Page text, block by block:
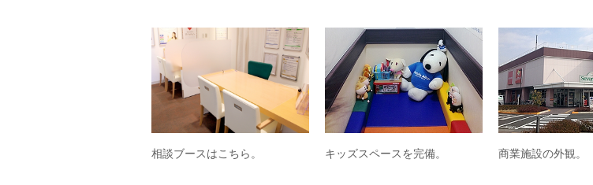
相談ブースはこちら。 キッズスペースを完備。 商業施設の外観。